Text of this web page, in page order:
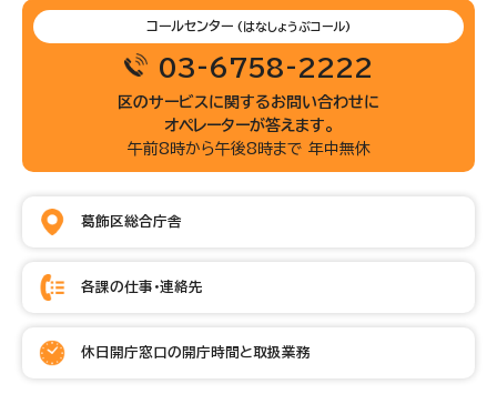
コールセンター (はなしょうぶコール)
03-6758-2222
区のサービスに関するお問い合わせに
オペレーターが答えます。
午前8時から午後8時まで 年中無休
葛飾区総合庁舎
各課の仕事・連絡先
休日開庁窓口の開庁時間と取扱業務